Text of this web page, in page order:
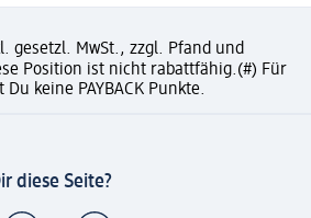
gesetzl. MwSt., zzgl. Pfand und
Position ist nicht rabattfähig.(#) Für
keine PAYBACK Punkte.
diese Seite?